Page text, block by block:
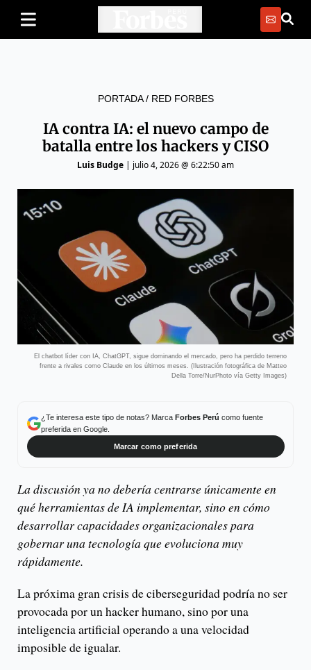
PORTADA/ RED FORBES
IA contra IA: el nuevo campo de
batalla entre los hackers y CISO
Luis Budge | julio 4, 2026 @ 6:22:50 am
El chatbot líder con IA, ChatGPT, sigue dominando el mercado, pero ha perdido terreno
frente a rivales como Claude en los últimos meses. (Ilustración fotográfica de Matteo
Della Torre/NurPhoto vía Getty Images)
¿Te interesa este tipo de notas? Marca Forbes Perú como fuente
preferida en Google.
Marcar como preferida
La discusión ya no debería centrarse únicamente en
qué herramientas de IA implementar, sino en cómo
desarrollar capacidades organizacionales para
gobernar una tecnología que evoluciona muy
rápidamente.
La próxima gran crisis de ciberseguridad podría no ser
provocada por un hacker humano, sino por una
inteligencia artificial operando a una velocidad
imposible de igualar.